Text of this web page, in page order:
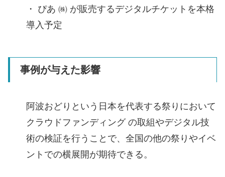
・ ぴあ ㈱ が販売するデジタルチケットを本格
導入予定
事例が与えた影響
阿波おどりという日本を代表する祭りにおいて
クラウドファンディング の取組やデジタル技
術の検証を行うことで、全国の他の祭りやイベ
ントでの横展開が期待できる。